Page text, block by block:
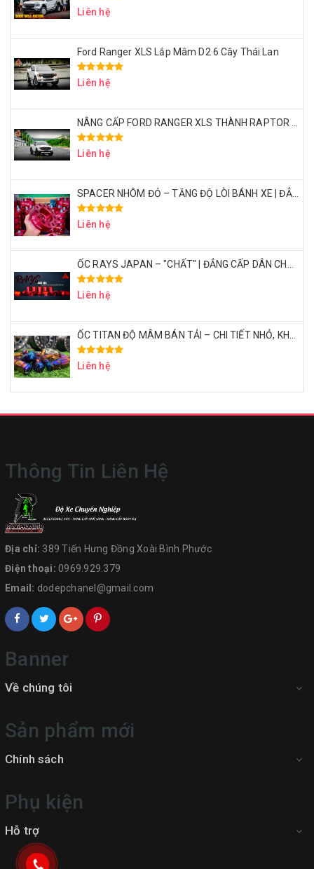
Liên hệ
Ford Ranger XLS Lắp Mâm D2 6 Cây Thái Lan
Liên hệ
Liên hệ
SPACER NHÔM ĐỎ – TĂNG ĐỘ LÒI BÁNH XE | ĐẲNG CẤP DÂN CHƠI BÁN TẢI
Liên hệ
Liên hệ
Liên hệ
Thông Tin Liên Hệ
Địa chỉ: 389 Tiến Hưng Đồng Xoài Bình Phước
Điện thoại: 0969.929.379
Email: dodepchanel@gmail.com
Banner
Về chúng tôi
Sản phẩm mới
Chính sách
Phụ kiện
Hỗ trợ